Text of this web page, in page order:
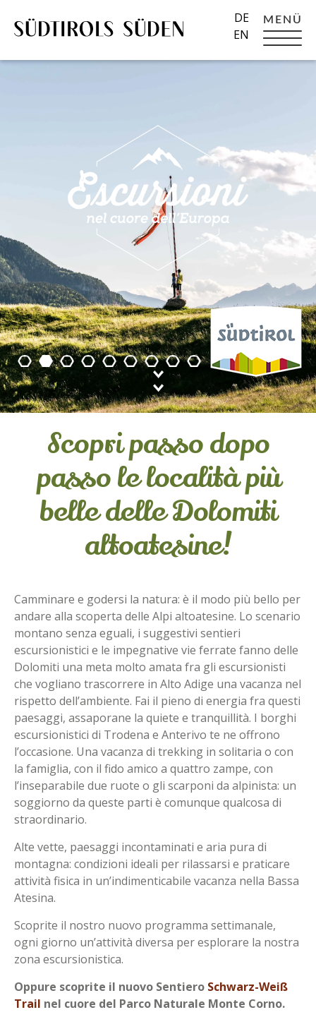
MENÜ
DE
EN
Scopri passo dopo
passo le località più
belle delle Dolomiti
altoatesine!
Camminare e godersi la natura: è il modo più bello per
andare alla scoperta delle Alpi altoatesine. Lo scenario
montano senza eguali, i suggestivi sentieri
escursionistici e le impegnative vie ferrate fanno delle
Dolomiti una meta molto amata fra gli escursionisti
che vogliano trascorrere in Alto Adige una vacanza nel
rispetto dell’ambiente. Fai il pieno di energia fra questi
paesaggi, assaporane la quiete e tranquillità. I borghi
escursionistici di Trodena e Anterivo te ne offrono
l’occasione. Una vacanza di trekking in solitaria o con
la famiglia, con il fido amico a quattro zampe, con
l’inseparabile due ruote o gli scarponi da alpinista: un
soggiorno da queste parti è comunque qualcosa di
straordinario.
Alte vette, paesaggi incontaminati e aria pura di
montagna: condizioni ideali per rilassarsi e praticare
attività fisica in un’indimenticabile vacanza nella Bassa
Atesina.
Scoprite il nostro nuovo programma settimanale,
ogni giorno un’attività diversa per esplorare la nostra
zona escursionistica.
Oppure scoprite il nuovo Sentiero Schwarz-Weiß
Trail nel cuore del Parco Naturale Monte Corno.